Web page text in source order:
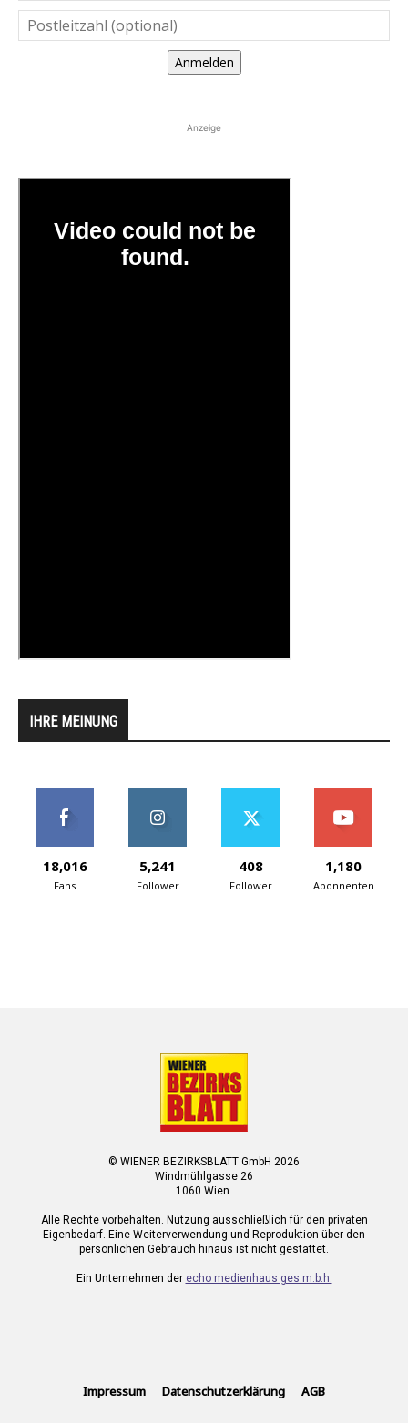
Anmelden
Anzeige
IHRE MEINUNG
18,016
Fans
5,241
Follower
408
Follower
1,180
Abonnenten
© WIENER BEZIRKSBLATT GmbH 2026
Windmühlgasse 26
1060 Wien.
Alle Rechte vorbehalten. Nutzung ausschließlich für den privaten
Eigenbedarf. Eine Weiterverwendung und Reproduktion über den
persönlichen Gebrauch hinaus ist nicht gestattet.
Ein Unternehmen der echo medienhaus ges.m.b.h.
Impressum Datenschutzerklärung AGB